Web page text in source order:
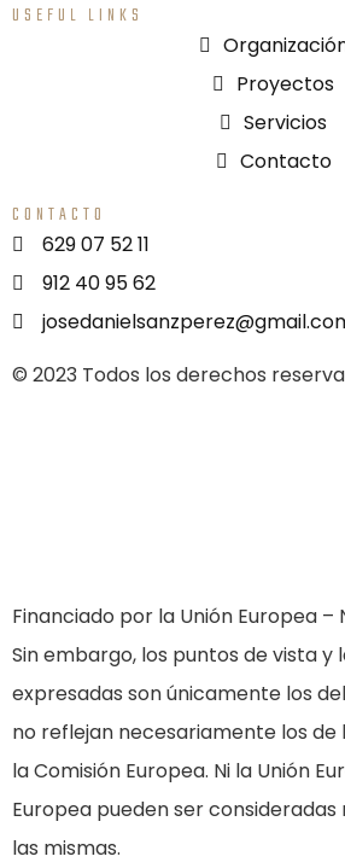
USEFUL LINKS
Proyectos
Servicios
Contacto
CONTACTO
629 07 52 11
912 40 95 62
© 2023 Todos los derechos
Financiado por la Unión Europea –
Sin embargo, los puntos de vista y
expresadas son únicamente los
no reflejan necesariamente los de
la Comisión Europea. Ni la Unión
Europea pueden ser
las mismas.